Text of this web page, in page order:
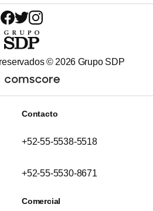
© 2026 Grupo SDP
Contacto
+52-55-5538-5518
+52-55-5530-8671
Comercial